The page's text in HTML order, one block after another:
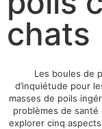
chats
Les boules de
d’inquiétude pour
masses de poils
problèmes de
explorer cinq